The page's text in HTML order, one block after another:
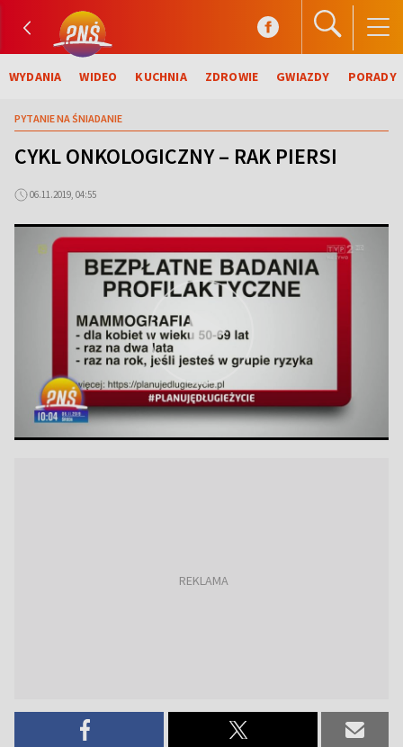
WYDANIA WIDEO KUCHNIA ZDROWIE GWIAZDY PORADY
PYTANIE NA ŚNIADANIE
CYKL ONKOLOGICZNY – RAK PIERSI
06.11.2019, 04:55